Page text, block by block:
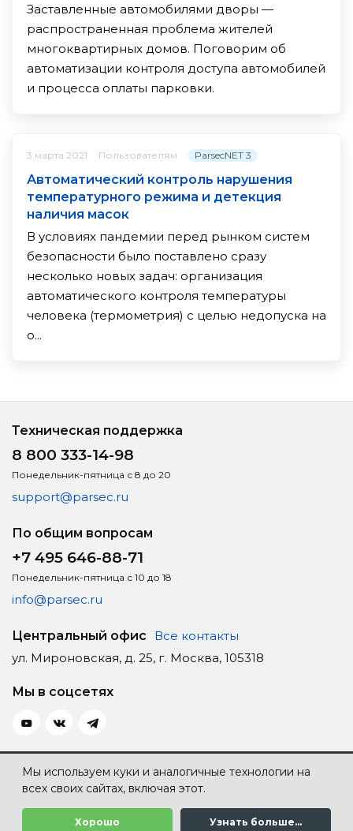
Заставленные автомобилями дворы —
распространенная проблема жителей
многоквартирных домов. Поговорим об
автоматизации контроля доступа автомобилей
и процесса оплаты парковки.
3 марта 2021 Пользователям ParsecNET 3
Автоматический контроль нарушения
температурного режима и детекция
наличия масок
В условиях пандемии перед рынком систем
безопасности было поставлено сразу
несколько новых задач: организация
автоматического контроля температуры
человека (термометрия) с целью недопуска на
о...
Техническая поддержка
8 800 333-14-98
Понедельник-пятница с 8 до 20
support@parsec.ru
По общим вопросам
+7 495 646-88-71
Понедельник-пятница с 10 до 18
info@parsec.ru
Центральный офис
Все контакты
ул. Мироновская, д. 25, г. Москва, 105318
Мы в соцсетях
Политика конфиденциальности
Карта сайта
Создание сайта — Individ
Мы используем куки и аналогичные технологии на
всех своих сайтах, включая этот.
Хорошо Узнать больше...